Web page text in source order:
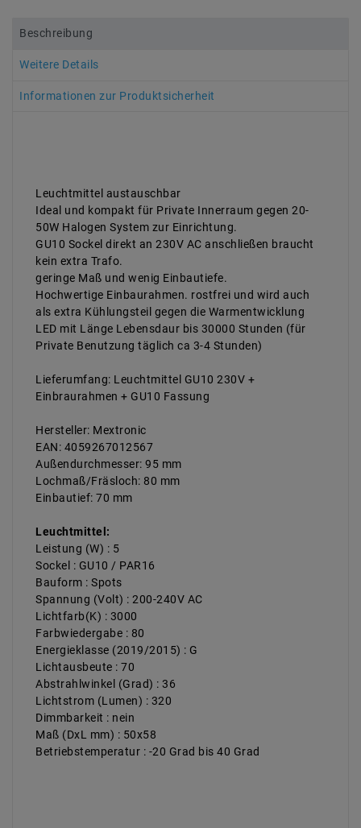
Beschreibung
Weitere Details
Informationen zur Produktsicherheit
Leuchtmittel austauschbar
Ideal und kompakt für Private Innerraum gegen 20-
50W Halogen System zur Einrichtung.
GU10 Sockel direkt an 230V AC anschließen braucht
kein extra Trafo.
geringe Maß und wenig Einbautiefe.
Hochwertige Einbaurahmen. rostfrei und wird auch
als extra Kühlungsteil gegen die Warmentwicklung
LED mit Länge Lebensdaur bis 30000 Stunden (für
Private Benutzung täglich ca 3-4 Stunden)
Lieferumfang: Leuchtmittel GU10 230V +
Einbraurahmen + GU10 Fassung
Hersteller: Mextronic
EAN: 4059267012567
Außendurchmesser: 95 mm
Lochmaß/Fräsloch: 80 mm
Einbautief: 70 mm
Leuchtmittel:
Leistung (W) : 5
Sockel : GU10 / PAR16
Bauform : Spots
Spannung (Volt) : 200-240V AC
Lichtfarb(K) : 3000
Farbwiedergabe : 80
Energieklasse (2019/2015) : G
Lichtausbeute : 70
Abstrahlwinkel (Grad) : 36
Lichtstrom (Lumen) : 320
Dimmbarkeit : nein
Maß (DxL mm) : 50x58
Betriebstemperatur : -20 Grad bis 40 Grad